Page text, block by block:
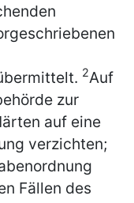
2Auf
zur
auf eine
verzichten;
Fällen des